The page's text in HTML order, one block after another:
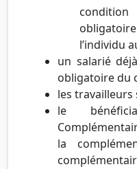
l’individu
un salarié
obligatoire du
les travailleurs
le
la